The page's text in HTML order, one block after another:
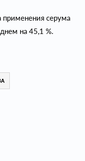
применения серума
на 45,1 %.